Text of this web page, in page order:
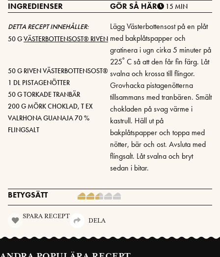
INGREDIENSER
DETTA RECEPT INNEHÅLLER:
50 GVÄSTERBOTTENSOST® RIVEN
50 G RIVEN VÄSTERBOTTENSOST®
1 DL PISTAGENÖTTER
50 G TORKADE TRANBÄR
200 G MÖRK CHOKLAD, T EX
VALRHONA GUANAJA 70 %
FLINGSALT
GÖR SÅ HÄR 15 MIN
Lägg Västerbottensost på en plåt
med bakplåtspapper och
gratinera i ugn cirka 5 minuter på
225˚ C så att den får fin färg. Låt
svalna och krossa till flingor.
Grovhacka pistage­nötterna
tillsammans med tranbären. Smält
chokladen på svag värme i
kastrull. Häll ut på
bakplåtspapper och toppa med
nötter, bär och ost. Avsluta med
flingsalt. Låt svalna och bryt
sedan i bitar.
BETYGSÄTT
SPARA RECEPT
DELA